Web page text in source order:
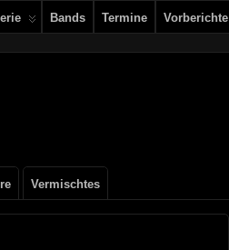
Bands Termine Vorberichte
Vermischtes